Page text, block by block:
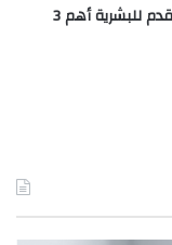
نيكولا تسلا المخترع الذي قدم للبشرية أهم 3